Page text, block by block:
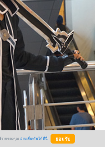
งานของคุณ อ่านเพิ่มเติมได้ที่นี่